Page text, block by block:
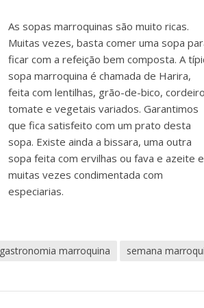
As sopas marroquinas são muito ricas.
Muitas vezes, basta comer uma sopa
ficar com a refeição bem composta. A
sopa marroquina é chamada de Harira,
feita com lentilhas, grão-de-bico,
tomate e vegetais variados. Garantimos
que fica satisfeito com um prato desta
sopa. Existe ainda a bissara, uma outra
sopa feita com ervilhas ou fava e azeite e
muitas vezes condimentada com
especiarias.
gastronomia marroquina semana